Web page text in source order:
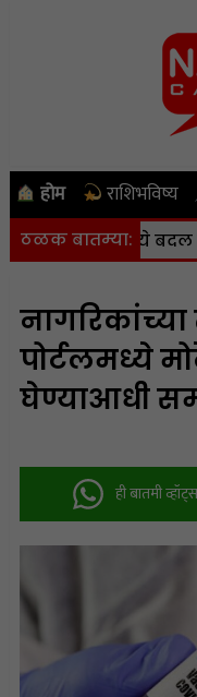
होम राशिभविष्य
ठळक बातम्या:
बदल करण्याची
नागरिकांच्या
पोर्टलमध्ये
घेण्याआधी
ही बातमी